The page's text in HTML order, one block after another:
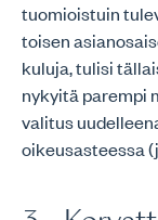
tuomioistuin
toisen
kuluja, tulisi
nykyitä parempi
valitus
oikeusasteessa